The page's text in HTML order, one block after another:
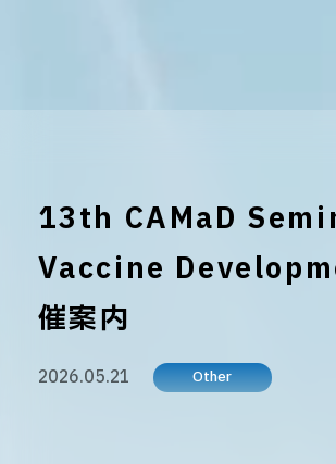
13th CAMaD
Vaccine
催案内
2026.05.21 Other